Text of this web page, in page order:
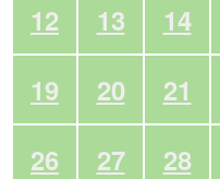
12
13 14
19
20 21
26
27 28